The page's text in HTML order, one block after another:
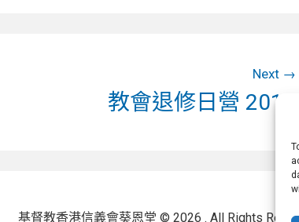
Next
Next
post:
教會退修日營 2018
基督教香港信義會葵恩堂 © 2026 . All Rights